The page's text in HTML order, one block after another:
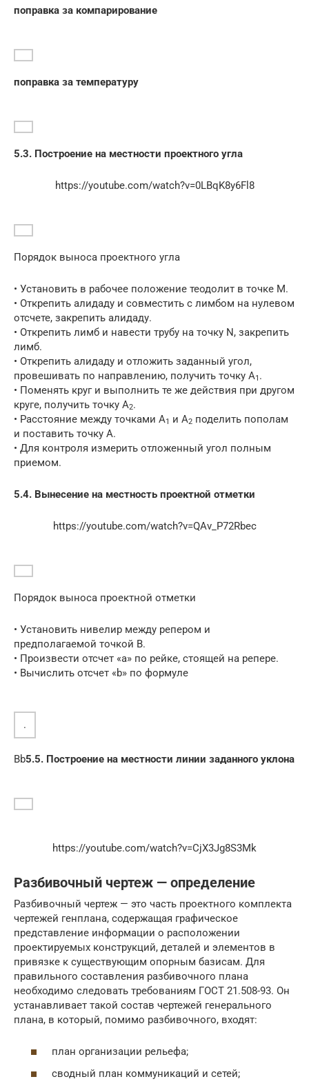
поправка за компарирование
поправка за температуру
5.3. Построение на местности проектного угла
https://youtube.com/watch?v=0LBqK8y6Fl8
Порядок выноса проектного угла
• Установить в рабочее положение теодолит в точке M.
• Открепить алидаду и совместить с лимбом на нулевом
отсчете, закрепить алидаду.
• Открепить лимб и навести трубу на точку N, закрепить
лимб.
• Открепить алидаду и отложить заданный угол,
провешивать по направлению, получить точку А1 .
• Поменять круг и выполнить те же действия при другом
круге, получить точку А2.
• Расстояние между точками А1 и А2 поделить пополам
и поставить точку А.
• Для контроля измерить отложенный угол полным
приемом.
5.4. Вынесение на местность проектной отметки
https://youtube.com/watch?v=QAv_P72Rbec
Порядок выноса проектной отметки
• Установить нивелир между репером и
предполагаемой точкой В.
• Произвести отсчет «а» по рейке, стоящей на репере.
• Вычислить отсчет «b» по формуле
.
Вb5.5. Построение на местности линии заданного уклона
https://youtube.com/watch?v=CjX3Jg8S3Mk
Разбивочный чертеж — определение
Разбивочный чертеж — это часть проектного комплекта
чертежей генплана, содержащая графическое
представление информации о расположении
проектируемых конструкций, деталей и элементов в
привязке к существующим опорным базисам. Для
правильного составления разбивочного плана
необходимо следовать требованиям ГОСТ 21.508-93. Он
устанавливает такой состав чертежей генерального
плана, в который, помимо разбивочного, входят:
план организации рельефа;
сводный план коммуникаций и сетей;